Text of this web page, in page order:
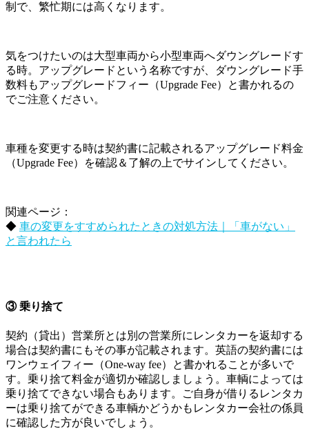
制で、繁忙期には高くなります。
気をつけたいのは大型車両から小型車両へダウングレードす
る時。アップグレードという名称ですが、ダウングレード手
数料もアップグレードフィー（Upgrade Fee）と書かれるの
でご注意ください。
車種を変更する時は契約書に記載されるアップグレード料金
（Upgrade Fee）を確認＆了解の上でサインしてください。
関連ページ：
◆ 車の変更をすすめられたときの対処方法｜「車がない」
と言われたら
③ 乗り捨て
契約（貸出）営業所とは別の営業所にレンタカーを返却する
場合は契約書にもその事が記載されます。英語の契約書には
ワンウェイフィー（One-way fee）と書かれることが多いで
す。乗り捨て料金が適切か確認しましょう。車輌によっては
乗り捨てできない場合もあります。ご自身が借りるレンタカ
ーは乗り捨てができる車輌かどうかもレンタカー会社の係員
に確認した方が良いでしょう。